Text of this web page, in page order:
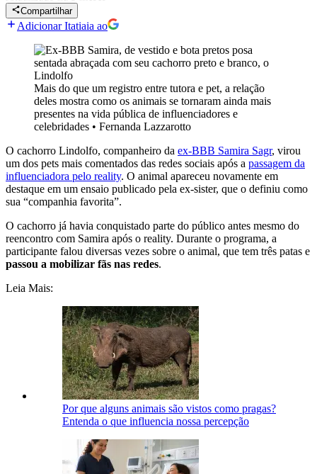
Compartilhar
Adicionar Itatiaia ao
Mais do que um registro entre tutora e pet, a relação
deles mostra como os animais se tornaram ainda mais
presentes na vida pública de influenciadores e
celebridades • Fernanda Lazzarotto
O cachorro Lindolfo, companheiro da ex-BBB Samira Sagr, virou
um dos pets mais comentados das redes sociais após a passagem da
influenciadora pelo reality. O animal apareceu novamente em
destaque em um ensaio publicado pela ex-sister, que o definiu como
sua “companhia favorita”.
O cachorro já havia conquistado parte do público antes mesmo do
reencontro com Samira após o reality. Durante o programa, a
participante falou diversas vezes sobre o animal, que tem três patas e
passou a mobilizar fãs nas redes.
Leia Mais:
Por que alguns animais são vistos como pragas?
Entenda o que influencia nossa percepção